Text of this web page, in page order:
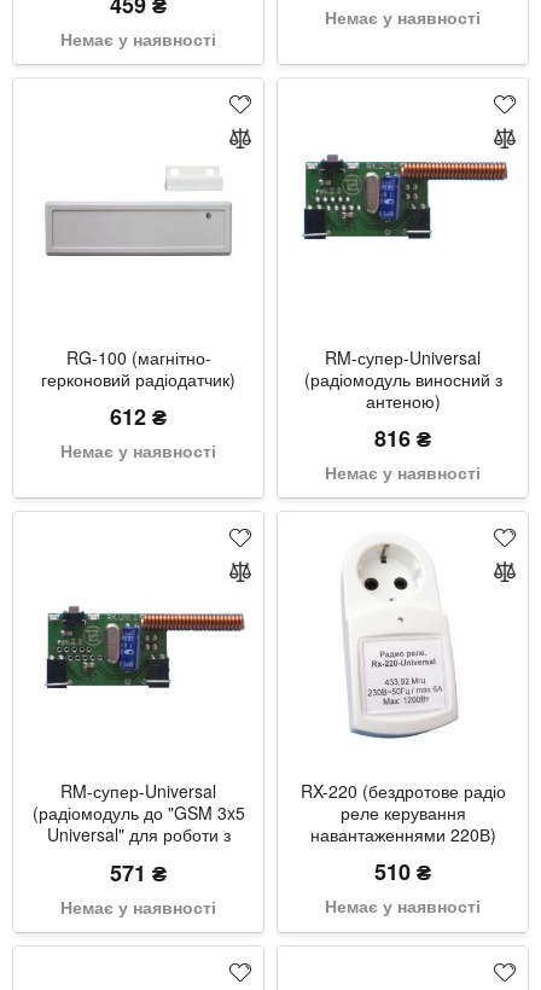
Немає у наявності
Немає у наявності
RG-100 (магнітно-
герконовий радіодатчик)
612 ₴
Немає у наявності
RM-супер-Universal
(радіомодуль виносний з
антеною)
816 ₴
Немає у наявності
RM-супер-Universal
(радіомодуль до "GSM 3x5
Universal" для роботи з
571 ₴
Немає у наявності
RX-220 (бездротове радіо
реле керування
навантаженнями 220В)
510 ₴
Немає у наявності